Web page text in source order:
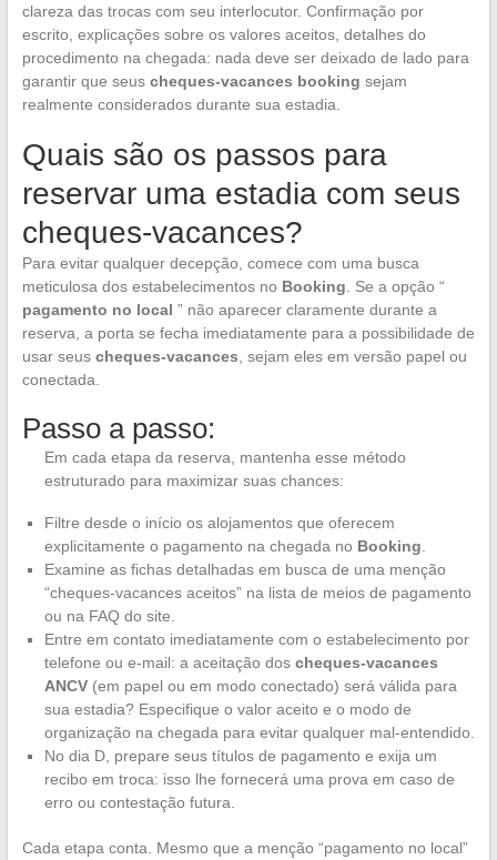
clareza das trocas com seu interlocutor. Confirmação por
escrito, explicações sobre os valores aceitos, detalhes do
procedimento na chegada: nada deve ser deixado de lado para
garantir que seus cheques-vacances booking sejam
realmente considerados durante sua estadia.
Quais são os passos para
reservar uma estadia com seus
cheques-vacances?
Para evitar qualquer decepção, comece com uma busca
meticulosa dos estabelecimentos no Booking . Se a opção “
pagamento no local ” não aparecer claramente durante a
reserva, a porta se fecha imediatamente para a possibilidade de
usar seus cheques-vacances , sejam eles em versão papel ou
conectada.
Passo a passo:
Em cada etapa da reserva, mantenha esse método
estruturado para maximizar suas chances:
Filtre desde o início os alojamentos que oferecem
explicitamente o pagamento na chegada no Booking
Examine as fichas detalhadas em busca de uma menção
“cheques-vacances aceitos” na lista de meios de pagamento
ou na FAQ do site.
Entre em contato imediatamente com o estabelecimento por
telefone ou e-mail: a aceitação dos cheques-vacances
ANCV(em papel ou em modo conectado) será válida para
sua estadia? Especifique o valor aceito e o modo de
organização na chegada para evitar qualquer mal-entendido.
No dia D, prepare seus títulos de pagamento e exija um
recibo em troca: isso lhe fornecerá uma prova em caso de
erro ou contestação futura.
Cada etapa conta. Mesmo que a menção “pagamento no local”